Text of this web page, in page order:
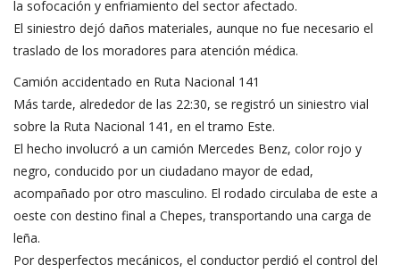
la sofocación y enfriamiento del sector afectado.
El siniestro dejó daños materiales, aunque no fue necesario el
traslado de los moradores para atención médica.
Camión accidentado en Ruta Nacional 141
Más tarde, alrededor de las 22:30, se registró un siniestro vial
sobre la Ruta Nacional 141, en el tramo Este.
El hecho involucró a un camión Mercedes Benz, color rojo y
negro, conducido por un ciudadano mayor de edad,
acompañado por otro masculino. El rodado circulaba de este a
oeste con destino final a Chepes, transportando una carga de
leña.
Por desperfectos mecánicos, el conductor perdió el control del